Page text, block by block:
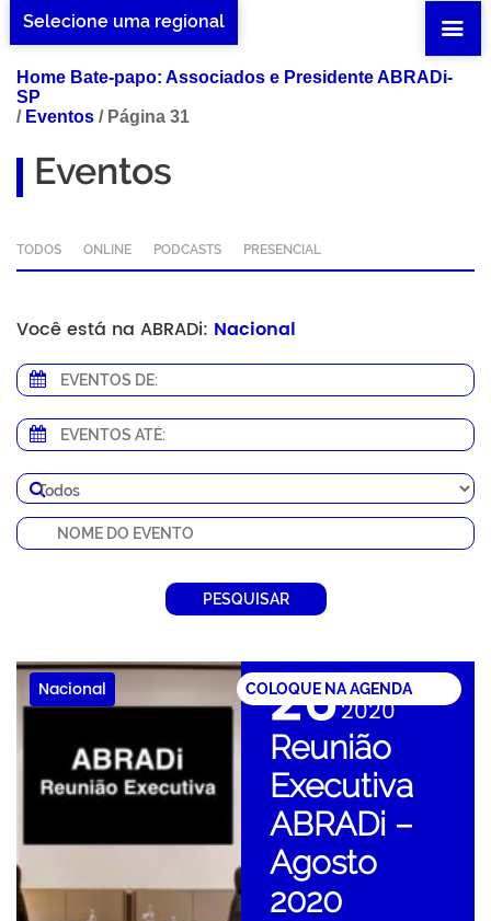
Selecione uma regional
Home Bate-papo: Associados e Presidente ABRADi-
SP
/ Eventos / Página 31
Eventos
TODOS ONLINE PODCASTS PRESENCIAL
Você está na ABRADi: Nacional
PESQUISAR
Nacional COLOQUE NA AGENDA
26agosto
2020
Reunião
Executiva
ABRADi –
Agosto
2020